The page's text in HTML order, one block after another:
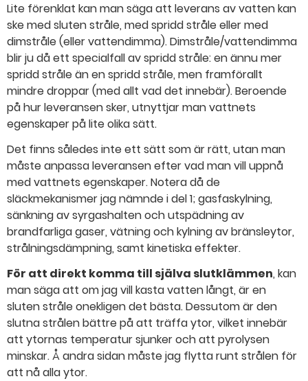
Lite förenklat kan man säga att leverans av vatten kan
ske med sluten stråle, med spridd stråle eller med
dimstråle (eller vattendimma). Dimstråle/vattendimma
blir ju då ett specialfall av spridd stråle: en ännu mer
spridd stråle än en spridd stråle, men framförallt
mindre droppar (med allt vad det innebär). Beroende
på hur leveransen sker, utnyttjar man vattnets
egenskaper på lite olika sätt.
Det finns således inte ett sätt som är rätt, utan man
måste anpassa leveransen efter vad man vill uppnå
med vattnets egenskaper. Notera då de
släckmekanismer jag nämnde i del 1; gasfaskylning,
sänkning av syrgashalten och utspädning av
brandfarliga gaser, vätning och kylning av bränsleytor,
strålningsdämpning, samt kinetiska effekter.
För att direkt komma till själva slutklämmen, kan
man säga att om jag vill kasta vatten långt, är en
sluten stråle onekligen det bästa. Dessutom är den
slutna strålen bättre på att träffa ytor, vilket innebär
att ytornas temperatur sjunker och att pyrolysen
minskar. Å andra sidan måste jag flytta runt strålen för
att nå alla ytor.